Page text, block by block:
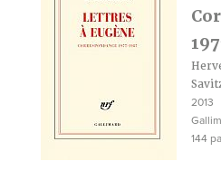
2013
144